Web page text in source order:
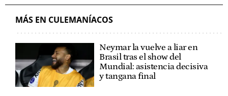
MÁS EN CULEMANÍACOS
Neymar la vuelve a liar en
Brasil tras el show del
Mundial: asistencia decisiva
y tangana final